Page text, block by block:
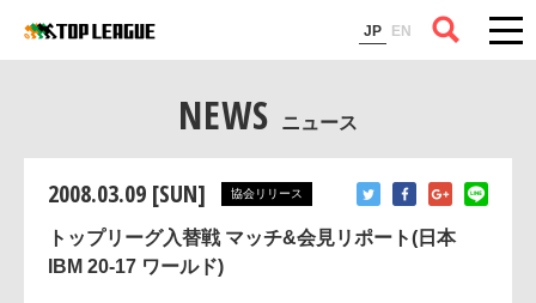
JP EN
コラム
NEWS ニュース
2008.03.09 [SUN] 協会リリース
トップリーグ入替戦 マッチ&会見リポート(日本
IBM 20-17 ワールド)